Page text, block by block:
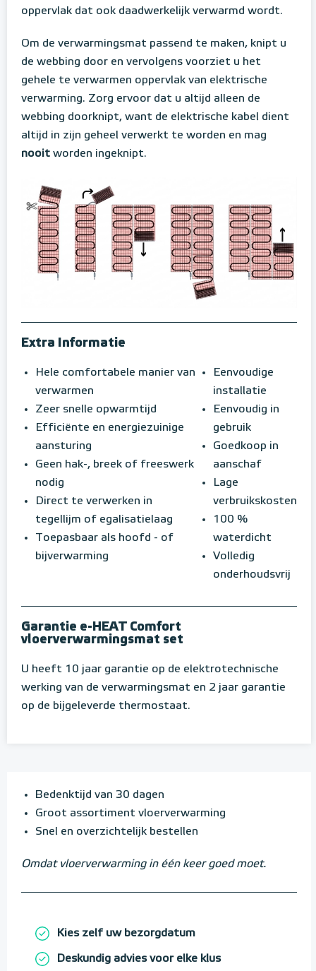
oppervlak dat ook daadwerkelijk verwarmd wordt.
Om de verwarmingsmat passend te maken, knipt u
de webbing door en vervolgens voorziet u het
gehele te verwarmen oppervlak van elektrische
verwarming. Zorg ervoor dat u altijd alleen de
webbing doorknipt, want de elektrische kabel dient
altijd in zijn geheel verwerkt te worden en mag
nooit worden ingeknipt.
Extra Informatie
Hele comfortabele manier van
verwarmen
Zeer snelle opwarmtijd
Efficiënte en energiezuinige
aansturing
Geen hak-, breek of freeswerk
nodig
Direct te verwerken in
tegellijm of egalisatielaag
Toepasbaar als hoofd - of
bijverwarming
Eenvoudige
installatie
Eenvoudig in
gebruik
Goedkoop in
aanschaf
Lage
verbruikskosten
100 %
waterdicht
Volledig
onderhoudsvrij
Garantie e-HEAT Comfort
vloerverwarmingsmat set
U heeft 10 jaar garantie op de elektrotechnische
werking van de verwarmingsmat en 2 jaar garantie
op de bijgeleverde thermostaat.
Bedenktijd van 30 dagen
Groot assortiment vloerverwarming
Snel en overzichtelijk bestellen
Omdat vloerverwarming in één keer goed moet.
Kies zelf uw bezorgdatum
Deskundig advies voor elke klus